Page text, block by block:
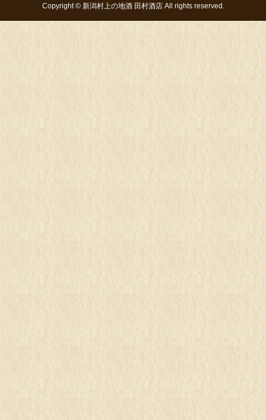
Copyright © 新潟村上の地酒 田村酒店All rights reserved.